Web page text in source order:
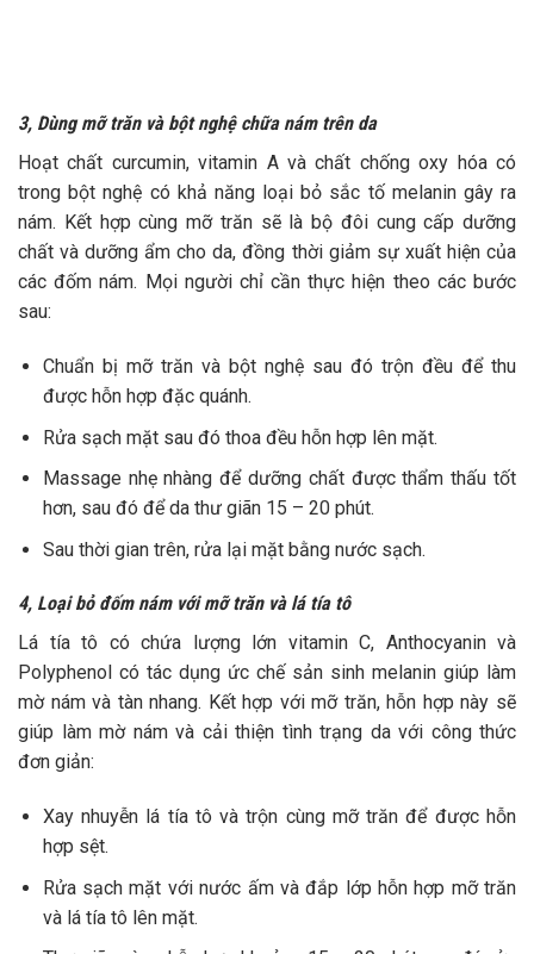
3, Dùng mỡ trăn và bột nghệ chữa nám trên da
Hoạt chất curcumin, vitamin A và chất chống oxy hóa có
trong bột nghệ có khả năng loại bỏ sắc tố melanin gây ra
nám. Kết hợp cùng mỡ trăn sẽ là bộ đôi cung cấp dưỡng
chất và dưỡng ẩm cho da, đồng thời giảm sự xuất hiện của
các đốm nám. Mọi người chỉ cần thực hiện theo các bước
sau:
Chuẩn bị mỡ trăn và bột nghệ sau đó trộn đều để thu
được hỗn hợp đặc quánh.
Rửa sạch mặt sau đó thoa đều hỗn hợp lên mặt.
Massage nhẹ nhàng để dưỡng chất được thẩm thấu tốt
hơn, sau đó để da thư giãn 15 – 20 phút.
Sau thời gian trên, rửa lại mặt bằng nước sạch.
4, Loại bỏ đốm nám với mỡ trăn và lá tía tô
Lá tía tô có chứa lượng lớn vitamin C, Anthocyanin và
Polyphenol có tác dụng ức chế sản sinh melanin giúp làm
mờ nám và tàn nhang. Kết hợp với mỡ trăn, hỗn hợp này sẽ
giúp làm mờ nám và cải thiện tình trạng da với công thức
đơn giản:
Xay nhuyễn lá tía tô và trộn cùng mỡ trăn để được hỗn
hợp sệt.
Rửa sạch mặt với nước ấm và đắp lớp hỗn hợp mỡ trăn
và lá tía tô lên mặt.